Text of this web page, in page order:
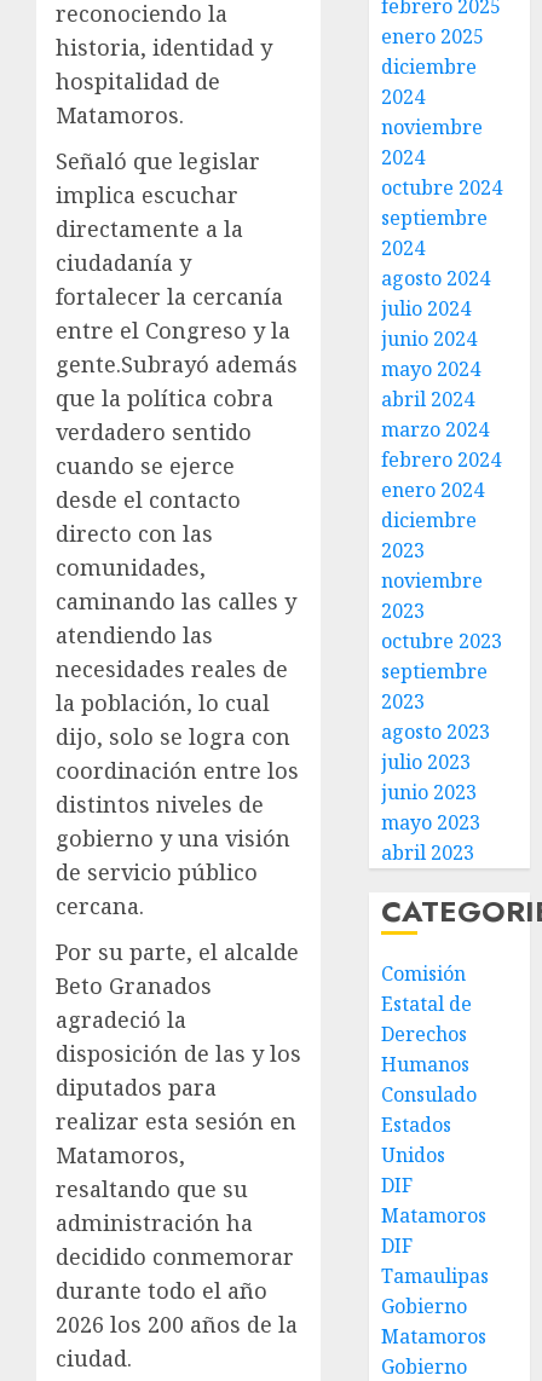
reconociendo la
historia, identidad y
hospitalidad de
Matamoros.
Señaló que legislar
implica escuchar
directamente a la
ciudadanía y
fortalecer la cercanía
entre el Congreso y la
gente.Subrayó además
que la política cobra
verdadero sentido
cuando se ejerce
desde el contacto
directo con las
comunidades,
caminando las calles y
atendiendo las
necesidades reales de
la población, lo cual
dijo, solo se logra con
coordinación entre los
distintos niveles de
gobierno y una visión
de servicio público
cercana.
Por su parte, el alcalde
Beto Granados
agradeció la
disposición de las y los
diputados para
realizar esta sesión en
Matamoros,
resaltando que su
administración ha
decidido conmemorar
durante todo el año
2026 los 200 años de la
ciudad.
febrero 2025
enero 2025
diciembre
2024
noviembre
2024
octubre 2024
septiembre
2024
agosto 2024
julio 2024
junio 2024
mayo 2024
abril 2024
marzo 2024
febrero 2024
enero 2024
diciembre
2023
noviembre
2023
octubre 2023
septiembre
2023
agosto 2023
julio 2023
junio 2023
mayo 2023
abril 2023
Comisión
Estatal de
Derechos
Humanos
Consulado
Estados
Unidos
DIF
Matamoros
DIF
Tamaulipas
Gobierno
Matamoros
Gobierno